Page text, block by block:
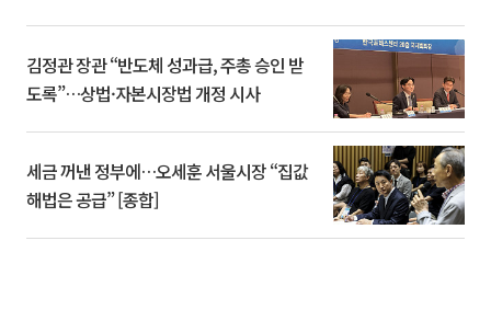
김정관 장관 “반도체 성과급, 주총 승인 받
도록”…상법·자본시장법 개정 시사
세금 꺼낸 정부에…오세훈 서울시장 “집값
해법은 공급” [종합]